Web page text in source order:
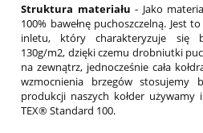
Struktura materiału - Jako
100% bawełnę puchoszczelną. Jest
inletu, który charakteryzuje się
130g/m2, dzięki czemu drobniutki
na zewnątrz, jednocześnie cała
wzmocnienia brzegów stosujemy
produkcji naszych kołder
TEX® Standard 100.